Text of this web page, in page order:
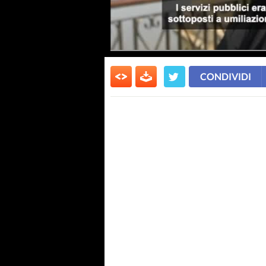
CONDIVIDI